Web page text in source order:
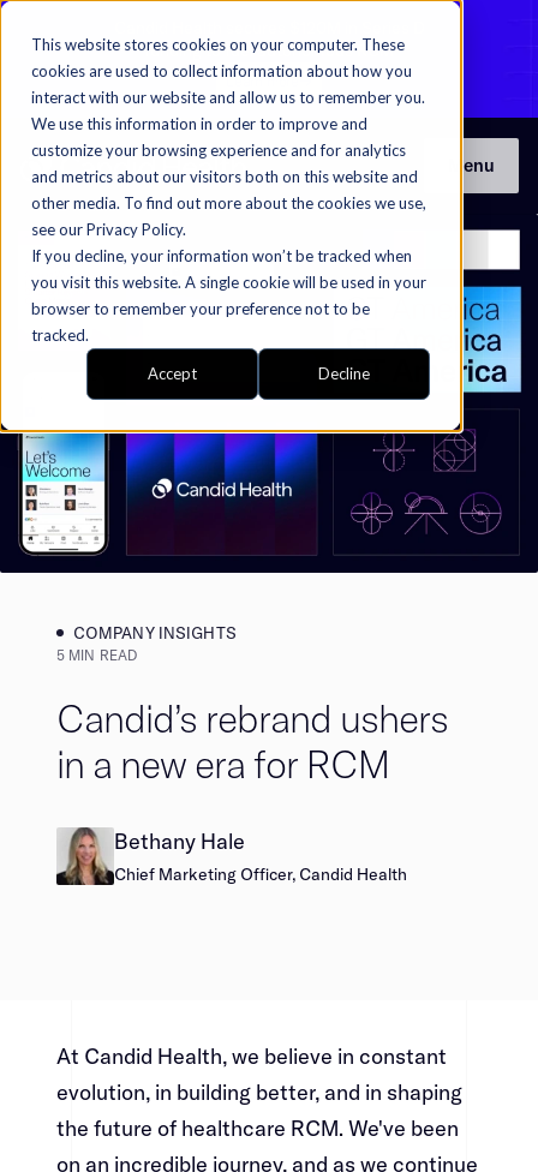
This website stores cookies on your computer. These
cookies are used to collect information about how you
interact with our website and allow us to remember you.
We use this information in order to improve and
customize your browsing experience and for analytics
and metrics about our visitors both on this website and
other media. To find out more about the cookies we use,
see our Privacy Policy.
If you decline, your information won’t be tracked when
you visit this website. A single cookie will be used in your
browser to remember your preference not to be
tracked.
Accept Decline
funding to fuel autonomous RCM​​​​‌ ‍ ​‍​‍‌‍ ‌ ​‍‌‍‍‌‌‍‌ ‌‍‍‌‌‍ ‍​‍​‍​ ‍‍​‍​‍‌ ​ ‌‍​‌‌‍ ‍‌‍‍‌‌ ‌​‌ ‍‌​‍ ‍‌‍‍‌‌‍ ​‍​‍​‍ ​​‍​‍‌‍‍​‌ ​‍‌‍‌‌‌‍‌‍​‍​‍​ ‍‍​‍​‍‌‍‍​‌ ‌​‌ ‌​‌ ​​​ ‍‍​‍ ​‍ ‌‍ ​‌‍ ‌‍​ ‌‍​‌‌‍ ​‌‍‍​‌‍ ‌ ​ ‌ ‌​​ ‍‍​ ​ ​ ​ ​ ​ ​ ​ ​‍ ‌‍‍‌‌‍ ‍‌ ‌​‌‍‌‌‌‍ ‍‌ ‌​​‍ ‌‍‌‌‌‍‌​‌‍‍‌‌ ‌​​‍ ‌‍ ‌‌‍ ‌‍‌​‌‍‌‌​ ‌‌ ​​‌ ​‍‌‍‌‌‌ ​ ‌‍‌‌‌‍ ‍‌ ‌​‌‍​‌‌ ‌​‌‍‍‌‌‍ ‌‍ ‍​ ‍ ‌‍‍‌‌‍‌​​ ‌​ ‍‌‌‍‌​‌‍​‌​ ​‍​ ​ ‌‍‌‌‌‍​‍‌‍‌​​‍ ‌​ ‍‌‌‍‌‌​ ‍​‌‍‌​​‍ ‌​ ‌​​ ​ ​ ‌ ‌‍​ ​‍ ‌​ ‍​​ ‌ ‌‍​ ‌‍‌‍​‍ ‌‌‍‌​​ ‍‌​ ‌‍‌‍‌​‌‍‌‌‌‍‌​​ ‌ ​ ‌‍​ ‍​‌‍​‍​ ‌​​ ‌‌​ ‍ ‌ ‌​‌ ‍‌‌ ​​‌‍‌‌​ ‌‌‍​‌‌‍ ‍‌‍ ‍‌‍ ‌ ‌‌‌‍ ‍‌‍​ ‌‍‌‌‌‍ ‌‌‍‌‌‌‍ ‍‌ ‌​‌​​‍‌‍​‌‌ ​‍​ ‍ ‌ ​​‌‍​‌‌ ‌​‌‍‍​​ ‌‌‍ ‌‌‍‌‌‌ ​ ‌ ​ ‌‍​‌‌‍‌ ‌‍‌‌​ ‌‍​‍‌‍​‌‌ ​ ‌‍‌‌‌‌‌‌‌ ​‍‌‍ ​​ ‌‌‍‍​‌ ‌​‌ ‌​‌ ​​​‍‌‌​ ​ ‌​​‌​‍‌‌​ ​‍‌​‌‍​‍‌‌​ ​‍‌​‌‍‌‍ ​‌‍ ‌‍​ ‌‍​‌‌‍ ​‌‍‍​‌‍ ‌ ​ ‌ ‌​​‍‌‌​ ​ ‌​​‌​ ​ ​ ​ ​ ​ ​ ​ ​‍‌‍‌‍‍‌‌‍‌​​ ‌​ ‍‌‌‍‌​‌‍​‌​ ​‍​ ​ ‌‍‌‌‌‍​‍‌‍‌​​‍ ‌​ ‍‌‌‍‌‌​ ‍​‌‍‌​​‍ ‌​ ‌​​ ​ ​ ‌ ‌‍​ ​‍ ‌​ ‍​​ ‌ ‌‍​ ‌‍‌‍​‍ ‌‌‍‌​​ ‍‌​ ‌‍‌‍‌​‌‍‌‌‌‍‌​​ ‌ ​ ‌‍​ ‍​‌‍​‍​ ‌​​ ‌‌​‍‌‍‌ ‌​‌ ‍‌‌ ​​‌‍‌‌​ ‌‌‍​‌‌‍ ‍‌‍ ‍‌‍ ‌ ‌‌‌‍ ‍‌‍​ ‌‍‌‌‌‍ ‌‌‍‌‌‌‍ ‍‌ ‌​‌​​‍‌‍​‌‌ ​‍​‍‌‍‌ ​​‌‍​‌‌ ‌​‌‍‍​​ ‌‌‍ ‌‌‍‌‌‌ ​ ‌ ​ ‌‍​‌‌‍‌ ‌‍‌‌​‍‌‍‌ ​​‌‍‌‌‌ ​‍‌ ​ ‌ ​​‌‍‌‌‌‍​ ‌ ‌​‌‍‍‌‌ ‌‍‌‍‌‌​ ‌‌ ​​‌ ‌‌‌‍​‍‌‍ ​‌‍‍‌‌ ​ ‌‍‍​‌‍‌‌‌‍‌​​‍​‍‌ ‌
Learn more​​​​‌ ‍ ​‍​‍‌‍ ‌ ​‍‌‍‍‌‌‍‌ ‌‍‍‌‌‍ ‍​‍​‍​ ‍‍​‍​‍‌ ​ ‌‍​‌‌‍ ‍‌‍‍‌‌ ‌​‌ ‍‌​‍ ‍‌‍‍‌‌‍ ​‍​‍​‍ ​​‍​‍‌‍‍​‌ ​‍‌‍‌‌‌‍‌‍​‍​‍​ ‍‍​‍​‍‌‍‍​‌ ‌​‌ ‌​‌ ​​​ ‍‍​‍ ​‍ ‌‍ ​‌‍ ‌‍​ ‌‍​‌‌‍ ​‌‍‍​‌‍ ‌ ​ ‌ ‌​​ ‍‍​ ​ ​ ​ ​ ​ ​ ​ ​‍ ‌‍‍‌‌‍ ‍‌ ‌​‌‍‌‌‌‍ ‍‌ ‌​​‍ ‌‍‌‌‌‍‌​‌‍‍‌‌ ‌​​‍ ‌‍ ‌‌‍ ‌‍‌​‌‍‌‌​ ‌‌ ​​‌ ​‍‌‍‌‌‌ ​ ‌‍‌‌‌‍ ‍‌ ‌​‌‍​‌‌ ‌​‌‍‍‌‌‍ ‌‍ ‍​ ‍ ‌‍‍‌‌‍‌​​ ‌​ ‍‌‌‍‌​‌‍​‌​ ​‍​ ​ ‌‍‌‌‌‍​‍‌‍‌​​‍ ‌​ ‍‌‌‍‌‌​ ‍​‌‍‌​​‍ ‌​ ‌​​ ​ ​ ‌ ‌‍​ ​‍ ‌​ ‍​​ ‌ ‌‍​ ‌‍‌‍​‍ ‌‌‍‌​​ ‍‌​ ‌‍‌‍‌​‌‍‌‌‌‍‌​​ ‌ ​ ‌‍​ ‍​‌‍​‍​ ‌​​ ‌‌​ ‍ ‌ ‌​‌ ‍‌‌ ​​‌‍‌‌​ ‌‌‍​‌‌‍ ‍‌‍ ‍‌‍ ‌ ‌‌‌‍ ‍‌‍​ ‌‍‌‌‌‍ ‌‌‍‌‌‌‍ ‍‌ ‌​‌​​‍‌‍​‌‌ ​‍​ ‍ ‌ ​​‌‍​‌‌ ‌​‌‍‍​​ ‌‌‍​ ‌ ‌​‌‍​‌​‍ ‍‌‍ ​‌‍​‌‌‍​‍‌‍‌‌‌‍ ​​ ‌‍​‍‌‍​‌‌ ​ ‌‍‌‌‌‌‌‌‌ ​‍‌‍ ​​ ‌‌‍‍​‌ ‌​‌ ‌​‌ ​​​‍‌‌​ ​ ‌​​‌​‍‌‌​ ​‍‌​‌‍​‍‌‌​ ​‍‌​‌‍‌‍ ​‌‍ ‌‍​ ‌‍​‌‌‍ ​‌‍‍​‌‍ ‌ ​ ‌ ‌​​‍‌‌​ ​ ‌​​‌​ ​ ​ ​ ​ ​ ​ ​ ​‍‌‍‌‍‍‌‌‍‌​​ ‌​ ‍‌‌‍‌​‌‍​‌​ ​‍​ ​ ‌‍‌‌‌‍​‍‌‍‌​​‍ ‌​ ‍‌‌‍‌‌​ ‍​‌‍‌​​‍ ‌​ ‌​​ ​ ​ ‌ ‌‍​ ​‍ ‌​ ‍​​ ‌ ‌‍​ ‌‍‌‍​‍ ‌‌‍‌​​ ‍‌​ ‌‍‌‍‌​‌‍‌‌‌‍‌​​ ‌ ​ ‌‍​ ‍​‌‍​‍​ ‌​​ ‌‌​‍‌‍‌ ‌​‌ ‍‌‌ ​​‌‍‌‌​ ‌‌‍​‌‌‍ ‍‌‍ ‍‌‍ ‌ ‌‌‌‍ ‍‌‍​ ‌‍‌‌‌‍ ‌‌‍‌‌‌‍ ‍‌ ‌​‌​​‍‌‍​‌‌ ​‍​‍‌‍‌ ​​‌‍​‌‌ ‌​‌‍‍​​ ‌‌‍​ ‌ ‌​‌‍​‌​‍ ‍‌‍ ​‌‍​‌‌‍​‍‌‍‌‌‌‍ ​​‍‌‍‌ ​​‌‍‌‌‌ ​‍‌ ​ ‌ ​​‌‍‌‌‌‍​ ‌ ‌​‌‍‍‌‌ ‌‍‌‍‌‌​ ‌‌ ​​‌ ‌‌‌‍​‍‌‍ ​‌‍‍‌‌ ​ ‌‍‍​‌‍‌‌‌‍‌​​‍​‍‌ ‌
Menu
COMPANY INSIGHTS​​​​‌ ‍ ​‍​‍‌‍ ‌ ​‍‌‍‍‌‌‍‌ ‌‍‍‌‌‍ ‍​‍​‍​ ‍‍​‍​‍‌ ​ ‌‍​‌‌‍ ‍‌‍‍‌‌ ‌​‌ ‍‌​‍ ‍‌‍‍‌‌‍ ​‍​‍​‍ ​​‍​‍‌‍‍​‌ ​‍‌‍‌‌‌‍‌‍​‍​‍​ ‍‍​‍​‍‌‍‍​‌ ‌​‌ ‌​‌ ​​​ ‍‍​‍ ​‍ ‌‍ ​‌‍ ‌‍​ ‌‍​‌‌‍ ​‌‍‍​‌‍ ‌ ​ ‌ ‌​​ ‍‍​ ​ ​ ​ ​ ​ ​ ​ ​‍ ‌‍‍‌‌‍ ‍‌ ‌​‌‍‌‌‌‍ ‍‌ ‌​​‍ ‌‍‌‌‌‍‌​‌‍‍‌‌ ‌​​‍ ‌‍ ‌‌‍ ‌‍‌​‌‍‌‌​ ‌‌ ​​‌ ​‍‌‍‌‌‌ ​ ‌‍‌‌‌‍ ‍‌ ‌​‌‍​‌‌ ‌​‌‍‍‌‌‍ ‌‍ ‍​ ‍ ‌‍‍‌‌‍‌​​ ‌​ ​ ‌‍​‌​ ​‍​ ‍‌‌‍‌‍​ ​ ​ ‌‍‌‍​‍​‍ ‌‌‍‌‌​ ​‍​ ‌​‌‍​ ​‍ ‌​ ‌​​ ‌ ‌‍​‍​ ‌‌​‍ ‌‌‍​‍​ ‌‌​ ‍‌​ ‌‌​‍ ‌​ ​‌‌‍‌‍​ ‌‍​ ‍​​ ‌ ​ ‌‌‌‍​‍​ ‍‌​ ‍​‌‍‌‍‌‍‌‌​ ‌ ​ ‍ ‌ ‌​‌ ‍‌‌ ​​‌‍‌‌​ ‌‌‍​ ‌‍​‌‌ ‌​‌‍‌‌‌‍‌ ‌‍ ‌ ​‍‌ ‍‌​ ‍ ‌ ​​‌‍​‌‌ ‌​‌‍‍​​ ‌‌‍ ‍‌‍​‌‌‍ ‌‌‍‌‌​ ‌‍​‍‌‍​‌‌ ​ ‌‍‌‌‌‌‌‌‌ ​‍‌‍ ​​ ‌‌‍‍​‌ ‌​‌ ‌​‌ ​​​‍‌‌​ ​ ‌​​‌​‍‌‌​ ​‍‌​‌‍​‍‌‌​ ​‍‌​‌‍‌‍ ​‌‍ ‌‍​ ‌‍​‌‌‍ ​‌‍‍​‌‍ ‌ ​ ‌ ‌​​‍‌‌​ ​ ‌​​‌​ ​ ​ ​ ​ ​ ​ ​ ​‍‌‍‌‍‍‌‌‍‌​​ ‌​ ​ ‌‍​‌​ ​‍​ ‍‌‌‍‌‍​ ​ ​ ‌‍‌‍​‍​‍ ‌‌‍‌‌​ ​‍​ ‌​‌‍​ ​‍ ‌​ ‌​​ ‌ ‌‍​‍​ ‌‌​‍ ‌‌‍​‍​ ‌‌​ ‍‌​ ‌‌​‍ ‌​ ​‌‌‍‌‍​ ‌‍​ ‍​​ ‌ ​ ‌‌‌‍​‍​ ‍‌​ ‍​‌‍‌‍‌‍‌‌​ ‌ ​‍‌‍‌ ‌​‌ ‍‌‌ ​​‌‍‌‌​ ‌‌‍​ ‌‍​‌‌ ‌​‌‍‌‌‌‍‌ ‌‍ ‌ ​‍‌ ‍‌​‍‌‍‌ ​​‌‍​‌‌ ‌​‌‍‍​​ ‌‌‍ ‍‌‍​‌‌‍ ‌‌‍‌‌​‍‌‍‌ ​​‌‍‌‌‌ ​‍‌ ​ ‌ ​​‌‍‌‌‌‍​ ‌ ‌​‌‍‍‌‌ ‌‍‌‍‌‌​ ‌‌ ​​‌ ‌‌‌‍​‍‌‍ ​‌‍‍‌‌ ​ ‌‍‍​‌‍‌‌‌‍‌​​‍​‍‌ ‌
5 MIN READ
Candid’s rebrand ushers
in a new era for RCM​​​​‌ ‍ ​‍​‍‌‍ ‌ ​‍‌‍‍‌‌‍‌ ‌‍‍‌‌‍ ‍​‍​‍​ ‍‍​‍​‍‌ ​ ‌‍​‌‌‍ ‍‌‍‍‌‌ ‌​‌ ‍‌​‍ ‍‌‍‍‌‌‍ ​‍​‍​‍ ​​‍​‍‌‍‍​‌ ​‍‌‍‌‌‌‍‌‍​‍​‍​ ‍‍​‍​‍‌‍‍​‌ ‌​‌ ‌​‌ ​​​ ‍‍​‍ ​‍ ‌‍ ​‌‍ ‌‍​ ‌‍​‌‌‍ ​‌‍‍​‌‍ ‌ ​ ‌ ‌​​ ‍‍​ ​ ​ ​ ​ ​ ​ ​ ​‍ ‌‍‍‌‌‍ ‍‌ ‌​‌‍‌‌‌‍ ‍‌ ‌​​‍ ‌‍‌‌‌‍‌​‌‍‍‌‌ ‌​​‍ ‌‍ ‌‌‍ ‌‍‌​‌‍‌‌​ ‌‌ ​​‌ ​‍‌‍‌‌‌ ​ ‌‍‌‌‌‍ ‍‌ ‌​‌‍​‌‌ ‌​‌‍‍‌‌‍ ‌‍ ‍​ ‍ ‌‍‍‌‌‍‌​​ ‌​ ‌‍‌‍‌‍​ ‍​​ ​​​ ​‌‌‍‌‍​ ​‌‌‍​ ​‍ ‌‌‍​ ​ ‌‌‌‍​‌​ ​ ​‍ ‌​ ‌​​ ​​​ ‌‍​ ​​​‍ ‌​ ‍‌​ ‌‌‌‍​‌​ ​​​‍ ‌​ ‌‍​ ‌​​ ‌​​ ‌‌‌‍​‍​ ​‍​ ‌ ‌‍​‌​ ​‌​ ​‍​ ​‍‌‍​‌​ ‍ ‌ ‌​‌ ‍‌‌ ​​‌‍‌‌​ ‌‌‍​‍‌‍ ​‌‍ ‌‍‌ ‌‌​​‌‍ ‌ ​ ‌ ‌​​ ‍ ‌ ​​‌‍​‌‌ ‌​‌‍‍​​ ‌‌ ‌​‌‍‍‌‌ ‌​‌‍ ​‌‍‌‌​ ‌‍​‍‌‍​‌‌ ​ ‌‍‌‌‌‌‌‌‌ ​‍‌‍ ​​ ‌‌‍‍​‌ ‌​‌ ‌​‌ ​​​‍‌‌​ ​ ‌​​‌​‍‌‌​ ​‍‌​‌‍​‍‌‌​ ​‍‌​‌‍‌‍ ​‌‍ ‌‍​ ‌‍​‌‌‍ ​‌‍‍​‌‍ ‌ ​ ‌ ‌​​‍‌‌​ ​ ‌​​‌​ ​ ​ ​ ​ ​ ​ ​ ​‍‌‍‌‍‍‌‌‍‌​​ ‌​ ‌‍‌‍‌‍​ ‍​​ ​​​ ​‌‌‍‌‍​ ​‌‌‍​ ​‍ ‌‌‍​ ​ ‌‌‌‍​‌​ ​ ​‍ ‌​ ‌​​ ​​​ ‌‍​ ​​​‍ ‌​ ‍‌​ ‌‌‌‍​‌​ ​​​‍ ‌​ ‌‍​ ‌​​ ‌​​ ‌‌‌‍​‍​ ​‍​ ‌ ‌‍​‌​ ​‌​ ​‍​ ​‍‌‍​‌​‍‌‍‌ ‌​‌ ‍‌‌ ​​‌‍‌‌​ ‌‌‍​‍‌‍ ​‌‍ ‌‍‌ ‌‌​​‌‍ ‌ ​ ‌ ‌​​‍‌‍‌ ​​‌‍​‌‌ ‌​‌‍‍​​ ‌‌ ‌​‌‍‍‌‌ ‌​‌‍ ​‌‍‌‌​‍‌‍‌ ​​‌‍‌‌‌ ​‍‌ ​ ‌ ​​‌‍‌‌‌‍​ ‌ ‌​‌‍‍‌‌ ‌‍‌‍‌‌​ ‌‌ ​​‌ ‌‌‌‍​‍‌‍ ​‌‍‍‌‌ ​ ‌‍‍​‌‍‌‌‌‍‌​​‍​‍‌ ‌
Bethany Hale​​​​‌ ‍ ​‍​‍‌‍ ‌ ​‍‌‍‍‌‌‍‌ ‌‍‍‌‌‍ ‍​‍​‍​ ‍‍​‍​‍‌ ​ ‌‍​‌‌‍ ‍‌‍‍‌‌ ‌​‌ ‍‌​‍ ‍‌‍‍‌‌‍ ​‍​‍​‍ ​​‍​‍‌‍‍​‌ ​‍‌‍‌‌‌‍‌‍​‍​‍​ ‍‍​‍​‍‌‍‍​‌ ‌​‌ ‌​‌ ​​​ ‍‍​‍ ​‍ ‌‍ ​‌‍ ‌‍​ ‌‍​‌‌‍ ​‌‍‍​‌‍ ‌ ​ ‌ ‌​​ ‍‍​ ​ ​ ​ ​ ​ ​ ​ ​‍ ‌‍‍‌‌‍ ‍‌ ‌​‌‍‌‌‌‍ ‍‌ ‌​​‍ ‌‍‌‌‌‍‌​‌‍‍‌‌ ‌​​‍ ‌‍ ‌‌‍ ‌‍‌​‌‍‌‌​ ‌‌ ​​‌ ​‍‌‍‌‌‌ ​ ‌‍‌‌‌‍ ‍‌ ‌​‌‍​‌‌ ‌​‌‍‍‌‌‍ ‌‍ ‍​ ‍ ‌‍‍‌‌‍‌​​ ‌‌‍​‌‌‍‌‍‌‍​‍‌‍​‍​ ‌​‌‍​‍​ ​​​ ‌‍​‍ ‌‌‍‌​‌‍​‍​ ‌‌​ ‌ ​‍ ‌​ ‌​‌‍​‍‌‍​‍​ ​‍​‍ ‌‌‍​‍​ ​‌​ ‌​​ ​​​‍ ‌​ ​​​ ‍​​ ‍‌‌‍‌‌​ ​‌‌‍​‍‌‍​‍‌‍​ ​ ​​​ ​‍​ ‌​​ ​​​ ‍ ‌ ‌​‌ ‍‌‌ ​​‌‍‌‌​ ‌‌‍​‌‌ ‌‌‌ ‌​‌‍‍​‌‍ ‌ ​‍​ ‍ ‌ ​​‌‍​‌‌ ‌​‌‍‍​​ ‌‌‍ ‍‌‍​‌‌‍ ‌‌‍‌‌​ ‌‍​‍‌‍​‌‌ ​ ‌‍‌‌‌‌‌‌‌ ​‍‌‍ ​​ ‌‌‍‍​‌ ‌​‌ ‌​‌ ​​​‍‌‌​ ​ ‌​​‌​‍‌‌​ ​‍‌​‌‍​‍‌‌​ ​‍‌​‌‍‌‍ ​‌‍ ‌‍​ ‌‍​‌‌‍ ​‌‍‍​‌‍ ‌ ​ ‌ ‌​​‍‌‌​ ​ ‌​​‌​ ​ ​ ​ ​ ​ ​ ​ ​‍‌‍‌‍‍‌‌‍‌​​ ‌‌‍​‌‌‍‌‍‌‍​‍‌‍​‍​ ‌​‌‍​‍​ ​​​ ‌‍​‍ ‌‌‍‌​‌‍​‍​ ‌‌​ ‌ ​‍ ‌​ ‌​‌‍​‍‌‍​‍​ ​‍​‍ ‌‌‍​‍​ ​‌​ ‌​​ ​​​‍ ‌​ ​​​ ‍​​ ‍‌‌‍‌‌​ ​‌‌‍​‍‌‍​‍‌‍​ ​ ​​​ ​‍​ ‌​​ ​​​‍‌‍‌ ‌​‌ ‍‌‌ ​​‌‍‌‌​ ‌‌‍​‌‌ ‌‌‌ ‌​‌‍‍​‌‍ ‌ ​‍​‍‌‍‌ ​​‌‍​‌‌ ‌​‌‍‍​​ ‌‌‍ ‍‌‍​‌‌‍ ‌‌‍‌‌​‍‌‍‌ ​​‌‍‌‌‌ ​‍‌ ​ ‌ ​​‌‍‌‌‌‍​ ‌ ‌​‌‍‍‌‌ ‌‍‌‍‌‌​ ‌‌ ​​‌ ‌‌‌‍​‍‌‍ ​‌‍‍‌‌ ​ ‌‍‍​‌‍‌‌‌‍‌​​‍​‍‌ ‌
Chief Marketing Officer, Candid Health​​​​‌ ‍ ​‍​‍‌‍ ‌ ​‍‌‍‍‌‌‍‌ ‌‍‍‌‌‍ ‍​‍​‍​ ‍‍​‍​‍‌ ​ ‌‍​‌‌‍ ‍‌‍‍‌‌ ‌​‌ ‍‌​‍ ‍‌‍‍‌‌‍ ​‍​‍​‍ ​​‍​‍‌‍‍​‌ ​‍‌‍‌‌‌‍‌‍​‍​‍​ ‍‍​‍​‍‌‍‍​‌ ‌​‌ ‌​‌ ​​​ ‍‍​‍ ​‍ ‌‍ ​‌‍ ‌‍​ ‌‍​‌‌‍ ​‌‍‍​‌‍ ‌ ​ ‌ ‌​​ ‍‍​ ​ ​ ​ ​ ​ ​ ​ ​‍ ‌‍‍‌‌‍ ‍‌ ‌​‌‍‌‌‌‍ ‍‌ ‌​​‍ ‌‍‌‌‌‍‌​‌‍‍‌‌ ‌​​‍ ‌‍ ‌‌‍ ‌‍‌​‌‍‌‌​ ‌‌ ​​‌ ​‍‌‍‌‌‌ ​ ‌‍‌‌‌‍ ‍‌ ‌​‌‍​‌‌ ‌​‌‍‍‌‌‍ ‌‍ ‍​ ‍ ‌‍‍‌‌‍‌​​ ‌‌‍​‌‌‍‌‍‌‍​‍‌‍​‍​ ‌​‌‍​‍​ ​​​ ‌‍​‍ ‌‌‍‌​‌‍​‍​ ‌‌​ ‌ ​‍ ‌​ ‌​‌‍​‍‌‍​‍​ ​‍​‍ ‌‌‍​‍​ ​‌​ ‌​​ ​​​‍ ‌​ ​​​ ‍​​ ‍‌‌‍‌‌​ ​‌‌‍​‍‌‍​‍‌‍​ ​ ​​​ ​‍​ ‌​​ ​​​ ‍ ‌ ‌​‌ ‍‌‌ ​​‌‍‌‌​ ‌‌‍​‌‌ ‌‌‌ ‌​‌‍‍​‌‍ ‌ ​‍​ ‍ ‌ ​​‌‍​‌‌ ‌​‌‍‍​​ ‌‌ ‌​‌‍‍‌‌ ‌​‌‍ ​‌‍‌‌​ ‌‍​‍‌‍​‌‌ ​ ‌‍‌‌‌‌‌‌‌ ​‍‌‍ ​​ ‌‌‍‍​‌ ‌​‌ ‌​‌ ​​​‍‌‌​ ​ ‌​​‌​‍‌‌​ ​‍‌​‌‍​‍‌‌​ ​‍‌​‌‍‌‍ ​‌‍ ‌‍​ ‌‍​‌‌‍ ​‌‍‍​‌‍ ‌ ​ ‌ ‌​​‍‌‌​ ​ ‌​​‌​ ​ ​ ​ ​ ​ ​ ​ ​‍‌‍‌‍‍‌‌‍‌​​ ‌‌‍​‌‌‍‌‍‌‍​‍‌‍​‍​ ‌​‌‍​‍​ ​​​ ‌‍​‍ ‌‌‍‌​‌‍​‍​ ‌‌​ ‌ ​‍ ‌​ ‌​‌‍​‍‌‍​‍​ ​‍​‍ ‌‌‍​‍​ ​‌​ ‌​​ ​​​‍ ‌​ ​​​ ‍​​ ‍‌‌‍‌‌​ ​‌‌‍​‍‌‍​‍‌‍​ ​ ​​​ ​‍​ ‌​​ ​​​‍‌‍‌ ‌​‌ ‍‌‌ ​​‌‍‌‌​ ‌‌‍​‌‌ ‌‌‌ ‌​‌‍‍​‌‍ ‌ ​‍​‍‌‍‌ ​​‌‍​‌‌ ‌​‌‍‍​​ ‌‌ ‌​‌‍‍‌‌ ‌​‌‍ ​‌‍‌‌​‍‌‍‌ ​​‌‍‌‌‌ ​‍‌ ​ ‌ ​​‌‍‌‌‌‍​ ‌ ‌​‌‍‍‌‌ ‌‍‌‍‌‌​ ‌‌ ​​‌ ‌‌‌‍​‍‌‍ ​‌‍‍‌‌ ​ ‌‍‍​‌‍‌‌‌‍‌​​‍​‍‌ ‌
At Candid Health, we believe in constant
evolution, in building better, and in shaping
the future of healthcare RCM. We've been
on an incredible journey, and as we continue